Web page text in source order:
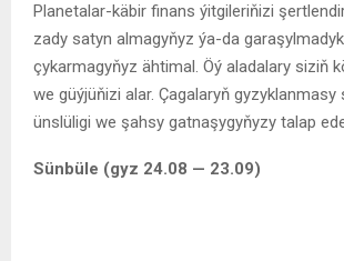
Planetalar-käbir finans ýitgileriňizi
zady satyn almagyňyz ýa-da
çykarmagyňyz ähtimal. Öý aladalary siziň
we güýjüňizi alar. Çagalaryň gyzyklanmasy
ünslüligi we şahsy gatnaşygyňyzy talap
Sünbüle (gyz 24.08 — 23.09)